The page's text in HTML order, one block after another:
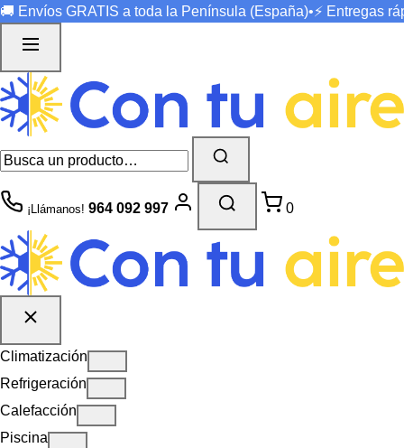
🚚 Envíos GRATIS a toda la Península (España)•⚡ Entregas
¡Llámanos! 964 092 997 0
Climatización
Refrigeración
Calefacción
Piscina